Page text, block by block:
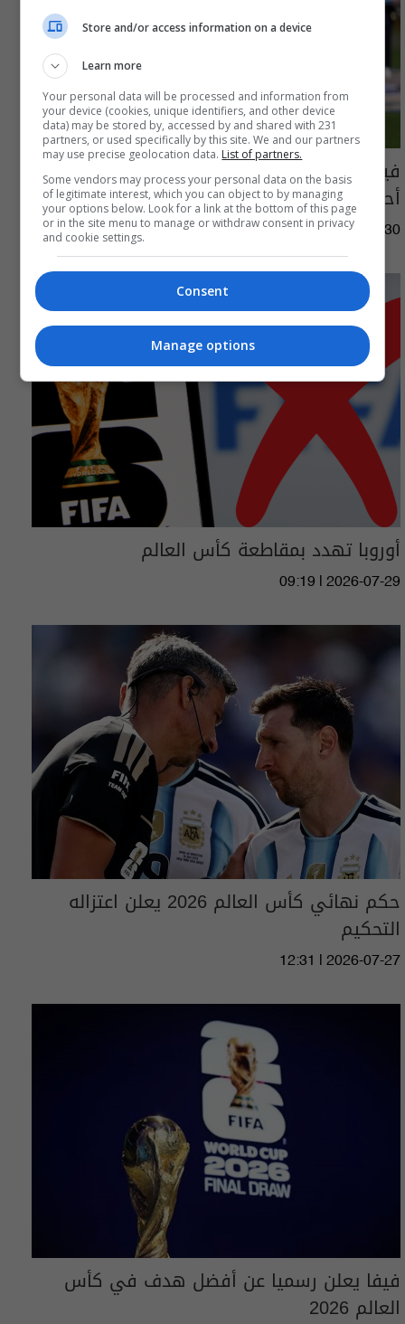
فيفا يفتح تحقيقا مع لاعبي الأرجنتين بسبب
أحداث مونديال 2026
01:45 | 2026-07-30
أوروبا تهدد بمقاطعة كأس العالم
09:19 | 2026-07-29
حكم نهائي كأس العالم 2026 يعلن اعتزاله
التحكيم
12:31 | 2026-07-27
فيفا يعلن رسميا عن أفضل هدف في كأس
العالم 2026
Store and/or access information on a device
Learn more
Your personal data will be processed and information from
your device (cookies, unique identifiers, and other device
data) may be stored by, accessed by and shared with 231
partners, or used specifically by this site. We and our partners
may use precise geolocation data. List of partners.
Some vendors may process your personal data on the basis
of legitimate interest, which you can object to by managing
your options below. Look for a link at the bottom of this page
or in the site menu to manage or withdraw consent in privacy
and cookie settings.
Consent
Manage options